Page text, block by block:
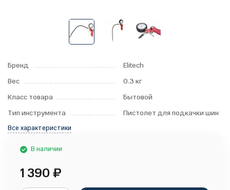
Бренд
Elitech
Вес
0.3 кг
Класс товара
Бытовой
Тип инструмента
Пистолет для подкачки шин
Все характеристики
В наличии
1 390₽